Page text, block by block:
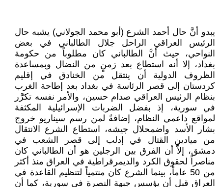
يبدو أنَّ حال أحمد الشرع (أبو محمد الجولاني) يشبه حال
الرئيس العراقي الراحل جلال الطالباني في بعض
النواحي، حيث أنَّ الطالباني كان مطلوباً من حكومة
بغداد، إلا أنه استطاع بعد زمنٍ من النضال وبمساعدة
الظروف الدولية أن ينتقل من الخنادق في إقليم
كردستان إلى قصر الرئاسة في بغداد بعد إطاحة الغرب
بنظام الرئيس العراقي صدام حسين، والأمر نفسه تكرَّر
في سورية، إذ بفضل الضربات الإسرائيلية المكثفة
لمواقع داعمي النظام، إضافةً لمن رسم سيناريو خروج
بشار الأسد واضمحلال جيشه، استطاع الشرع الانتقال
من ميادين القتال في إدلب إلى قصر الشعب في
دمشق، إلاَّ أن الفرق بين الرجلين هو أن الطالباني كان
مناصراً لحقوق الكرد والديمرقراطية في العراق منذ أكثر
من 50 عاماً، بينما الشرع كان منتمياً لتنظيم القاعدة في
العراق قبل أن يؤسس جبهة النصرة في سورية، كما أن